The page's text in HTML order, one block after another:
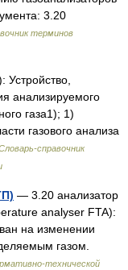
3.20
терминов
анализируемого
газа1); 1)
газового анализа
справочник
— 3.20 анализатор
analyser FTA):
на изменении
газом.
технической